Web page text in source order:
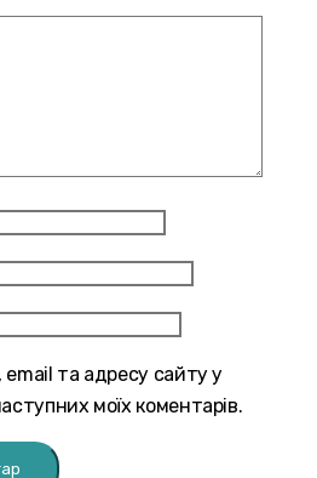
email та адресу сайту у
моїх коментарів.